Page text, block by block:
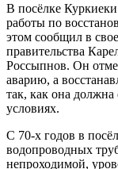
В посёлке
работы по
этом сообщил в
правительства
Россыпнов. Он
аварию, а
так, как она
условиях.
С 70-х годов в
водопроводных
непроходимой,